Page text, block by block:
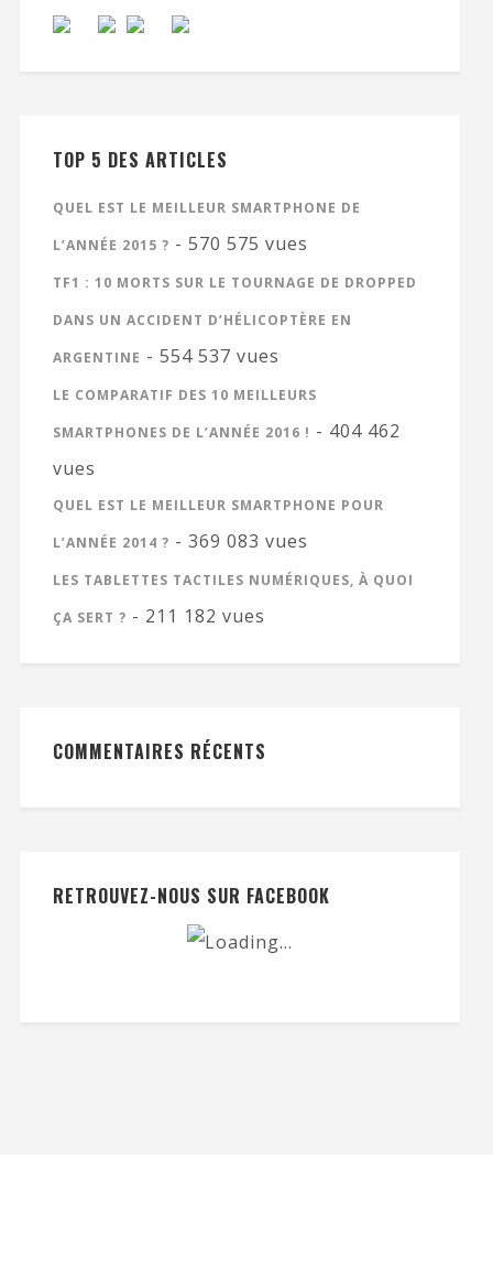
TOP 5 DES ARTICLES
QUEL EST LE MEILLEUR SMARTPHONE DE
L’ANNÉE 2015 ? - 570 575 vues
TF1 : 10 MORTS SUR LE TOURNAGE DE DROPPED
DANS UN ACCIDENT D’HÉLICOPTÈRE EN
ARGENTINE - 554 537 vues
LE COMPARATIF DES 10 MEILLEURS
SMARTPHONES DE L’ANNÉE 2016 ! - 404 462
vues
QUEL EST LE MEILLEUR SMARTPHONE POUR
L’ANNÉE 2014 ? - 369 083 vues
LES TABLETTES TACTILES NUMÉRIQUES, À QUOI
ÇA SERT ? - 211 182 vues
COMMENTAIRES RÉCENTS
RETROUVEZ-NOUS SUR FACEBOOK